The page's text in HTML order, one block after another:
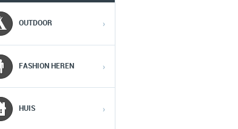
MOBIEL
OUTDOOR ›
FASHION HEREN ›
HUIS ›